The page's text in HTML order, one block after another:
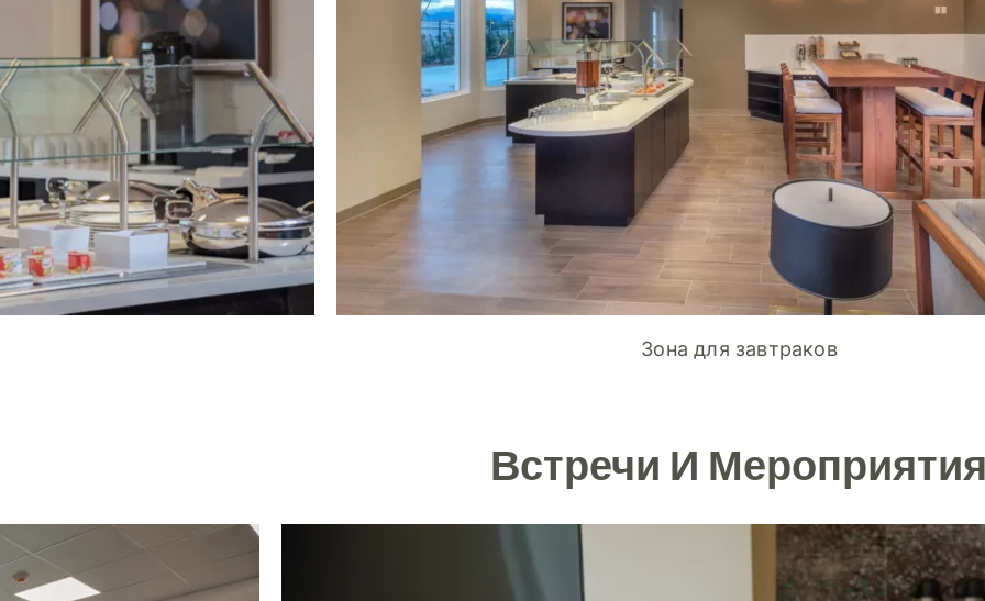
Зона для завтраков
Встречи И